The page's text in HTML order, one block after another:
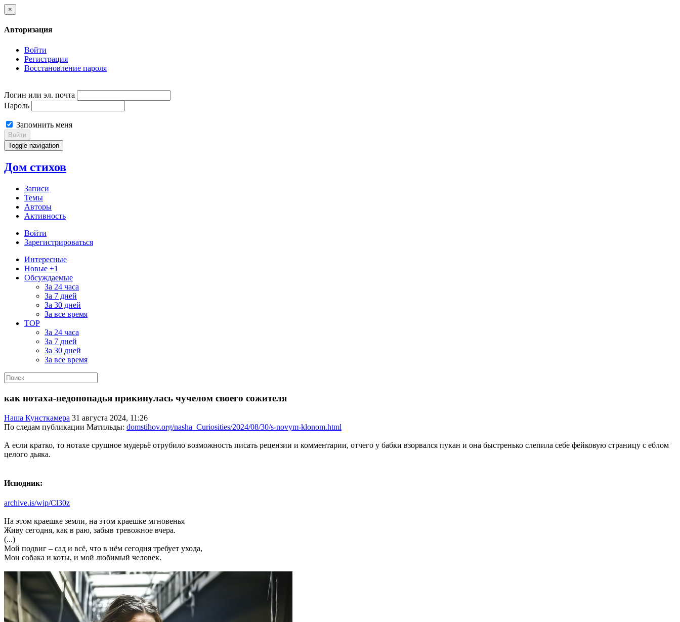
×
Авторизация
Войти
Регистрация
Восстановление пароля
Логин или эл. почта
Пароль
Запомнить меня
Войти
Toggle navigation
Дом стихов
Записи
Темы
Авторы
Активность
Войти
Зарегистрироваться
Интересные
Новые +1
Обсуждаемые
За 24 часа
За 7 дней
За 30 дней
За все время
TOP
За 24 часа
За 7 дней
За 30 дней
За все время
как нотаха-недопопадья прикинулась чучелом своего сожителя
Наша Кунсткамера 31 августа 2024, 11:26
По следам публикации Матильды: domstihov.org/nasha_Curiosities/2024/08/30/s-novym-klonom.html
А если кратко, то нотахе срушное мудерьё отрубило возможность писать рецензии и комментарии, отчего у бабки взорвался пукан и она быстренько слепила себе фейковую страницу с еблом
целого дьяка.
Исподник:
archive.is/wip/Cl30z
На этом краешке земли, на этом краешке мгновенья
Живу сегодня, как в раю, забыв тревожное вчера.
(...)
Мой подвиг – сад и всё, что в нём сегодня требует ухода,
Мои собака и коты, и мой любимый человек.